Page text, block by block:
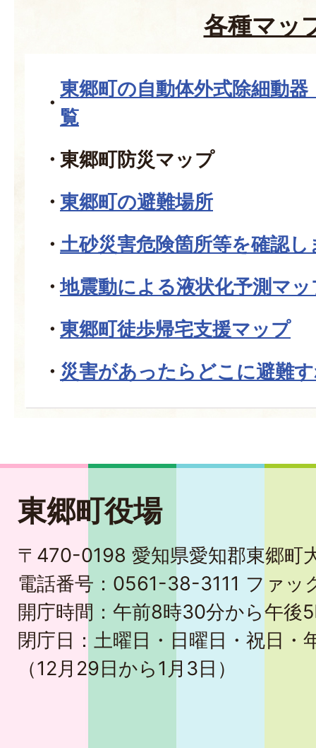
各種マッ
東郷町の自動体外式除細動
覧
東郷町防災マップ
東郷町の避難場所
土砂災害危険箇所等を確認
地震動による液状化予測マッ
東郷町徒歩帰宅支援マップ
災害があったらどこに避難
東郷町役場
〒470-0198 愛知県愛知郡東郷町
電話番号：0561-38-3111 ファ
開庁時間：午前8時30分から午後
閉庁日：土曜日・日曜日・祝日・
（12月29日から1月3日）